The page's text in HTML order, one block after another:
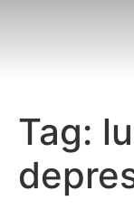
Tag: